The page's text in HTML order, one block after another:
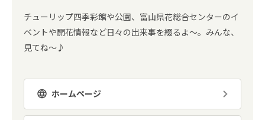
チューリップ四季彩館や公園、富山県花総合センターのイ
ベントや開花情報など日々の出来事を綴るよ～。みんな、
見てね～♪
ホームページ